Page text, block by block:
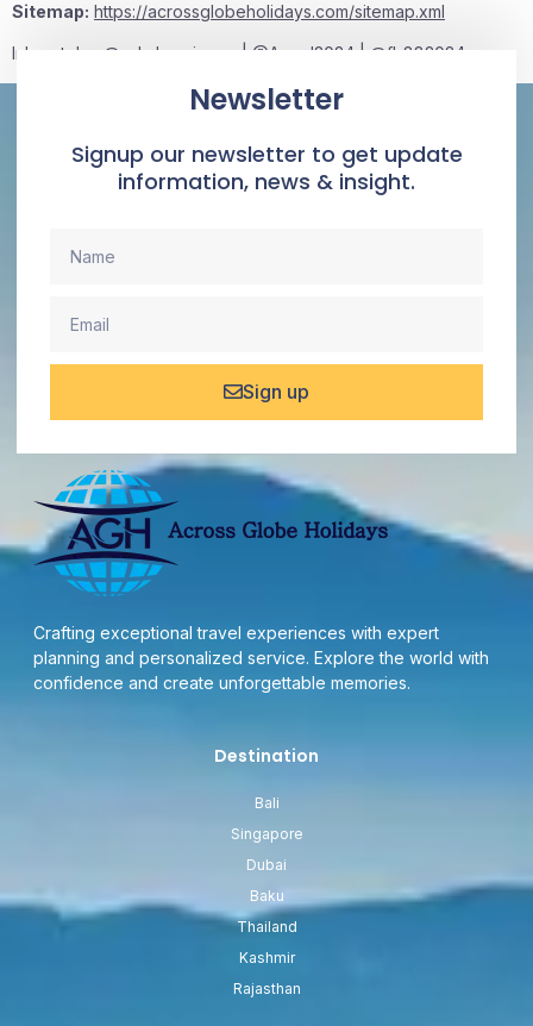
Sitemap: https://acrossglobeholidays.com/sitemap.xml
Inbox tele : @subdomaingov | @Appal2024 | @fb882024
Newsletter
Signup our newsletter to get update
information, news & insight.
Sign up
Crafting exceptional travel experiences with expert
planning and personalized service. Explore the world with
confidence and create unforgettable memories.
Destination
Bali
Singapore
Dubai
Baku
Thailand
Kashmir
Rajasthan